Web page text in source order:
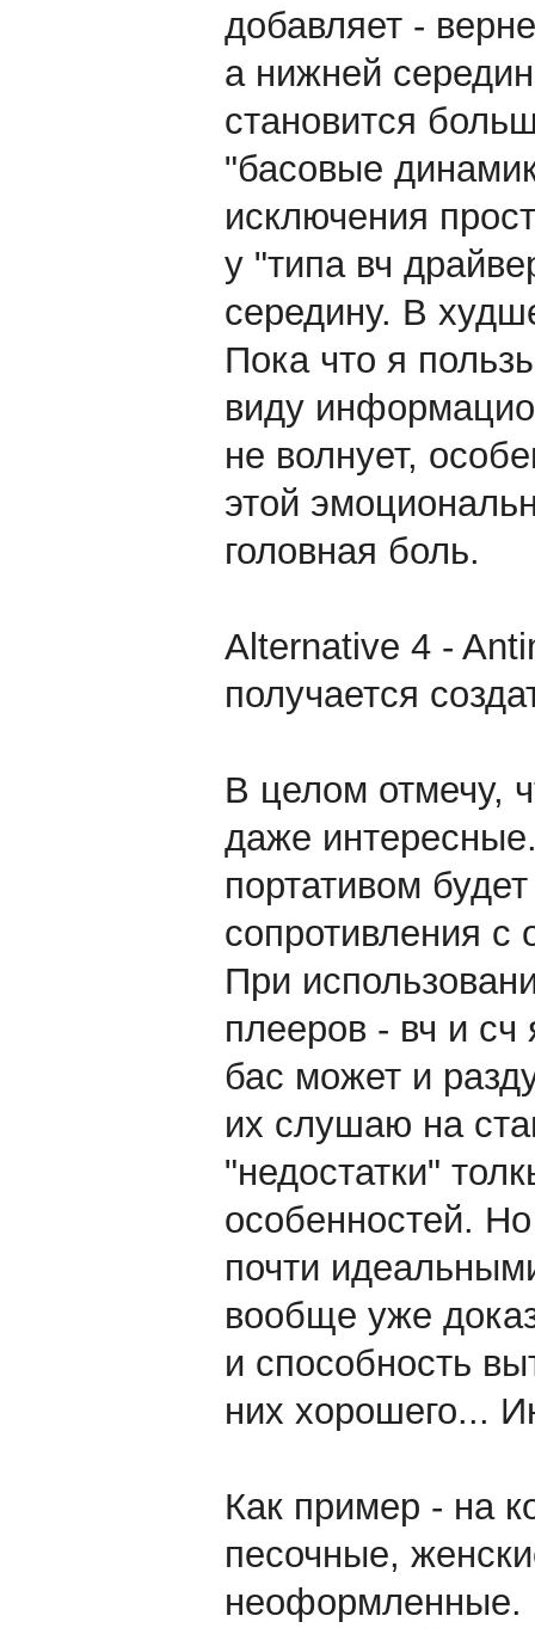
добавляет -
а нижней
становится
"басовые
исключения
у "типа вч
середину. В
Пока что я
виду
не волнует,
этой
головная боль.
Alternative 4 -
получается
В целом отмечу,
даже
портативом
сопротивления с
При
плееров - вч и
бас может и
их слушаю на
"недостатки"
особенностей.
почти
вообще уже
и способность
них хорошего...
Как пример - на
песочные,
неоформленные.